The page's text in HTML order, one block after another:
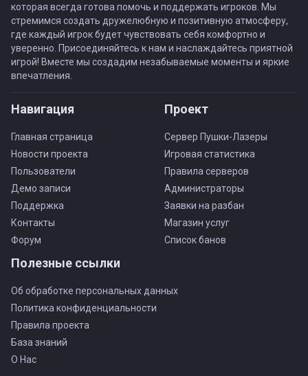
которая всегда готова помочь и поддержать игроков. Мы
стремимся создать дружелюбную и позитивную атмосферу,
где каждый игрок будет чувствовать себя комфортно и
уверенно. Присоединяйтесь к нам и наслаждайтесь приятной
игрой! Вместе мы создадим незабываемые моменты и яркие
впечатления.
Навигация
Главная страница
Новости проекта
Пользователи
Демо записи
Поддержка
Контакты
Форум
Проект
Сервер Пушки-Лазеры
Игровая статистика
Правила серверов
Администраторы
Заявки на разбан
Магазин услуг
Список банов
Полезные ссылки
Об обработке персональных данных
Политика конфиденциальности
Правила проекта
База знаний
О Нас